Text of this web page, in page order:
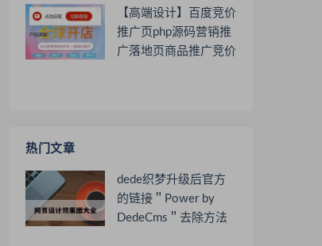
【高端设计】百度竞价
推广页php源码营销推
广落地页商品推广竞价
热门文章
dede织梦升级后官方
的链接＂Power by
DedeCms＂去除方法